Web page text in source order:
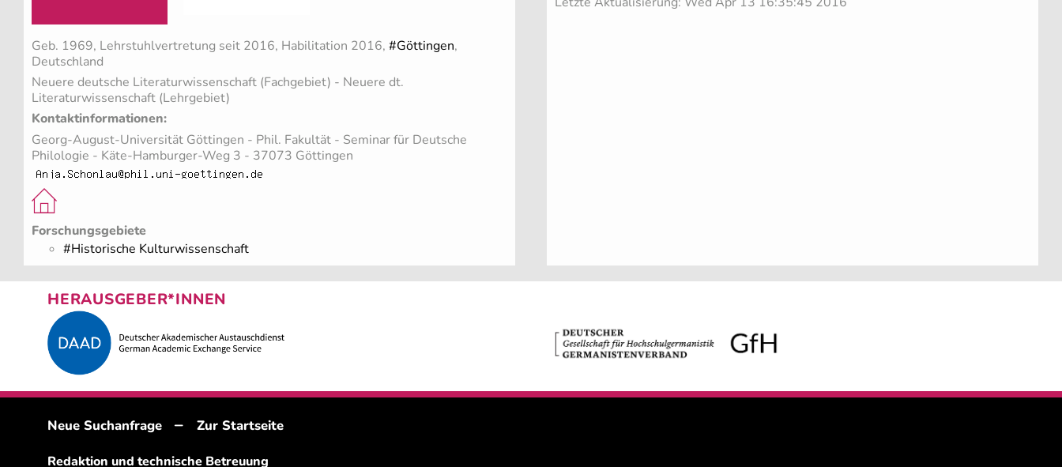
Geb. 1969, Lehrstuhlvertretung seit 2016, Habilitation 2016, #Göttingen,
Deutschland
Neuere deutsche Literaturwissenschaft (Fachgebiet) - Neuere dt.
Literaturwissenschaft (Lehrgebiet)
Kontaktinformationen:
Georg-August-Universität Göttingen - Phil. Fakultät - Seminar für Deutsche
Philologie - Käte-Hamburger-Weg 3 - 37073 Göttingen
Forschungsgebiete
#Historische Kulturwissenschaft
HERAUSGEBER*INNEN
Neue Suchanfrage – Zur Startseite
Redaktion und technische Betreuung